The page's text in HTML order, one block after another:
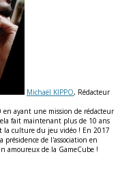
Michaël KIPPO, Rédacteur
ayant une mission de rédacteur
fait maintenant plus de 10 ans
la culture du jeu vidéo ! En 2017
de l'association en
amoureux de la GameCube !